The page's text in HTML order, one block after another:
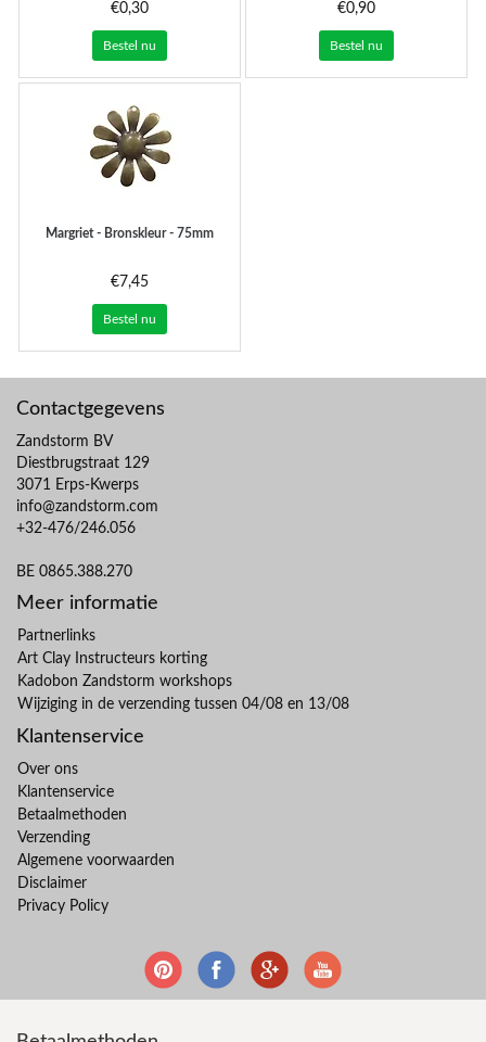
€0,30
Bestel nu
€0,90
Bestel nu
Margriet - Bronskleur - 75mm
€7,45
Bestel nu
Contactgegevens
Zandstorm BV
Diestbrugstraat 129
3071 Erps-Kwerps
info@zandstorm.com
+32-476/246.056
BE 0865.388.270
Meer informatie
Partnerlinks
Art Clay Instructeurs korting
Kadobon Zandstorm workshops
Wijziging in de verzending tussen 04/08 en 13/08
Klantenservice
Over ons
Klantenservice
Betaalmethoden
Verzending
Algemene voorwaarden
Disclaimer
Privacy Policy